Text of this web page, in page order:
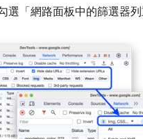
選「網路面板中的篩選器列